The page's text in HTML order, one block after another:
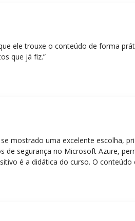
ele trouxe o conteúdo de forma
que já fiz.”
mostrado uma excelente escolha,
de segurança no Microsoft Azure,
é a didática do curso. O
bagagem técnica muito avançada.”